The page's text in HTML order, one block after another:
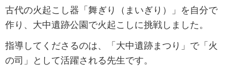
古代の火起こし器「舞ぎり（まいぎり）」を自分で
作り、大中遺跡公園で火起こしに挑戦しました。
指導してくださるのは、「大中遺跡まつり」で「火
の司」として活躍される先生です。